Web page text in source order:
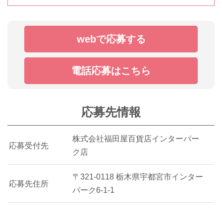
webで応募する
電話応募はこちら
応募先情報
応募受付先
株式会社福田屋百貨店インターパー
ク店
応募先住所
〒321-0118 栃木県宇都宮市インター
パーク6-1-1